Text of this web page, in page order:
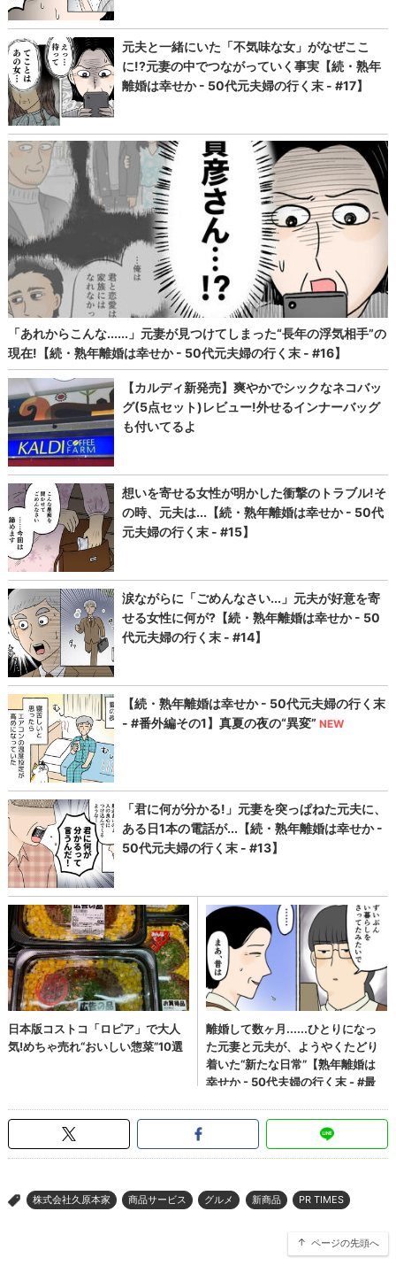
> 株式会社久原本家 商品サービス グルメ 新商品 PR TIMES
ページの先頭へ